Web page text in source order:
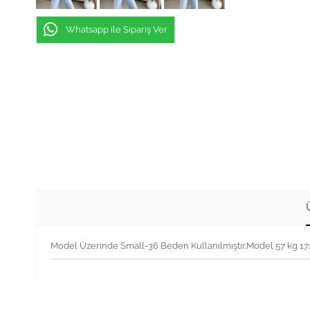
Whatsapp ile Sipariş Ver
Model Üzerinde Small-36 Beden Kullanılmıştır.Model 57 kg